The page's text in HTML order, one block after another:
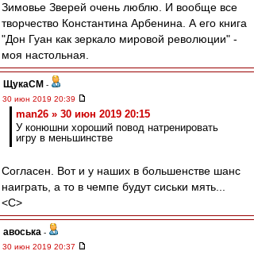
Зимовье Зверей очень люблю. И вообще все
творчество Константина Арбенина. А его книга
"Дон Гуан как зеркало мировой революции" -
моя настольная.
ЩукаСМ -
30 июн 2019 20:39
man26 » 30 июн 2019 20:15
У конюшни хороший повод натренировать
игру в меньшинстве
Согласен. Вот и у наших в большенстве шанс
наиграть, а то в чемпе будут сиськи мять...
<C>
авоська -
30 июн 2019 20:37